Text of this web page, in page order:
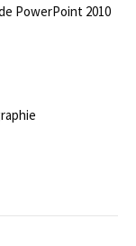
PowerPoint 2010